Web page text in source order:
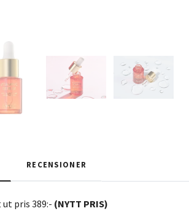
RECENSIONER
pris 389:- (NYTT PRIS)